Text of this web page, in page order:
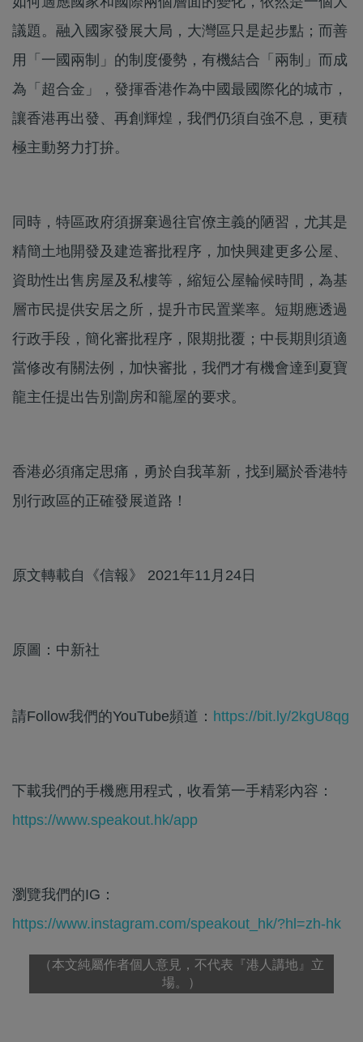
議題。融入國家發展大局，大灣區只是起步點；而善
用「一國兩制」的制度優勢，有機結合「兩制」而成
為「超合金」，發揮香港作為中國最國際化的城市，
讓香港再出發、再創輝煌，我們仍須自強不息，更積
極主動努力打拚。
同時，特區政府須摒棄過往官僚主義的陋習，尤其是
精簡土地開發及建造審批程序，加快興建更多公屋、
資助性出售房屋及私樓等，縮短公屋輪候時間，為基
層市民提供安居之所，提升市民置業率。短期應透過
行政手段，簡化審批程序，限期批覆；中長期則須適
當修改有關法例，加快審批，我們才有機會達到夏寶
龍主任提出告別劏房和籠屋的要求。
香港必須痛定思痛，勇於自我革新，找到屬於香港特
別行政區的正確發展道路！
原文轉載自《信報》 2021年11月24日
原圖：中新社
請Follow我們的YouTube頻道： https://bit.ly/2kgU8qg
下載我們的手機應用程式，收看第一手精彩內容：
https://www.speakout.hk/app
瀏覽我們的IG：
https://www.instagram.com/speakout_hk/?hl=zh-hk
（本文純屬作者個人意見，不代表『港人講地』立
場。）